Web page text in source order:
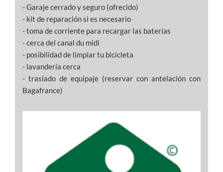
- Garaje cerrado y seguro (ofrecido)
- kit de reparación si es necesario
- toma de corriente para recargar las baterías
- cerca del canal du midi
- posibilidad de limpiar tu bicicleta
- lavandería cerca
- traslado de equipaje (reservar con antelación con
Bagafrance)